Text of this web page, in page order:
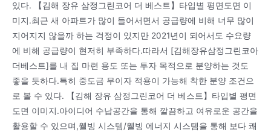
있다. 【김해 장유 삼정그린코어 더 베스트】타입별 평면도면 이
미지.최근 새 아파트가 많이 들어서면서 공급량에 비해 너무 많이
지어지지 않을까 하는 걱정이 있지만 2021년이 되어서도 수요량
에 비해 공급량이 현저히 부족하다.따라서 [김해장유삼정그린코아
더베스트]를 내 집 마련 용도 또는 투자 목적으로 분양하는 것도
좋을 듯하다.특히 중도금 무이자 적용이 가능해 착한 분양 조건으
로 볼 수 있다. 【김해 장유 삼정그린코어 더 베스트】타입별 평면
도면 이미지.아이디어 수납공간을 통해 깔끔하고 여유로운 공간을
활용할 수 있으며,웰빙 시스템/웰빙 에너지 시스템을 통해 보다 쾌